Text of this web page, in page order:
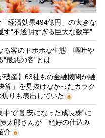
経済効果494億円」の大きな
“不透明すぎる巨大な数字”
る客のトホホな生態 嘔吐や
最悪の客”とは
破産】63社もの金融機関が融
算」を見抜けなかったカラク
りも表出していた
で“割安になった成長株”に
太郎さんが「絶好の仕込み
介